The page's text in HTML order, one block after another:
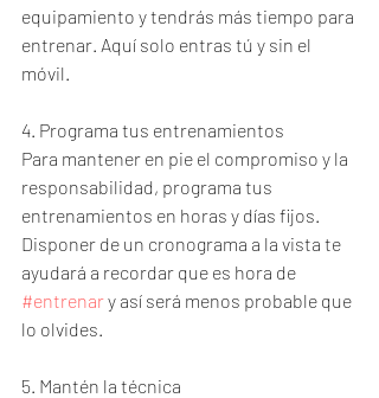
equipamiento y tendrás más tiempo para
entrenar. Aquí solo entras tú y sin el
móvil.
4. Programa tus entrenamientos
Para mantener en pie el compromiso y la
responsabilidad, programa tus
entrenamientos en horas y días fijos.
Disponer de un cronograma a la vista te
ayudará a recordar que es hora de
#entrenar y así será menos probable que
lo olvides.
5. Mantén la técnica